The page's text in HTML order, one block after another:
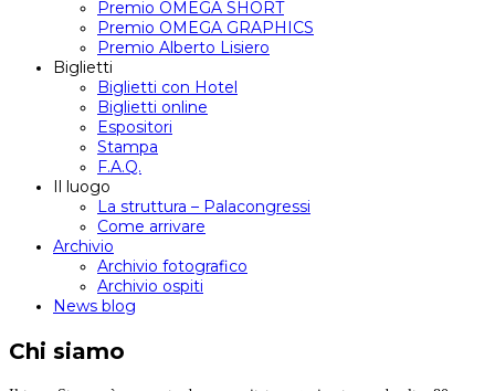
Premio OMEGA SHORT
Premio OMEGA GRAPHICS
Premio Alberto Lisiero
Biglietti
Biglietti con Hotel
Biglietti online
Espositori
Stampa
F.A.Q.
Il luogo
La struttura – Palacongressi
Come arrivare
Archivio
Archivio fotografico
Archivio ospiti
News blog
Chi siamo